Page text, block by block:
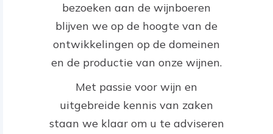
bezoeken aan de wijnboeren
blijven we op de hoogte van de
ontwikkelingen op de domeinen
en de productie van onze wijnen.
Met passie voor wijn en
uitgebreide kennis van zaken
staan we klaar om u te adviseren